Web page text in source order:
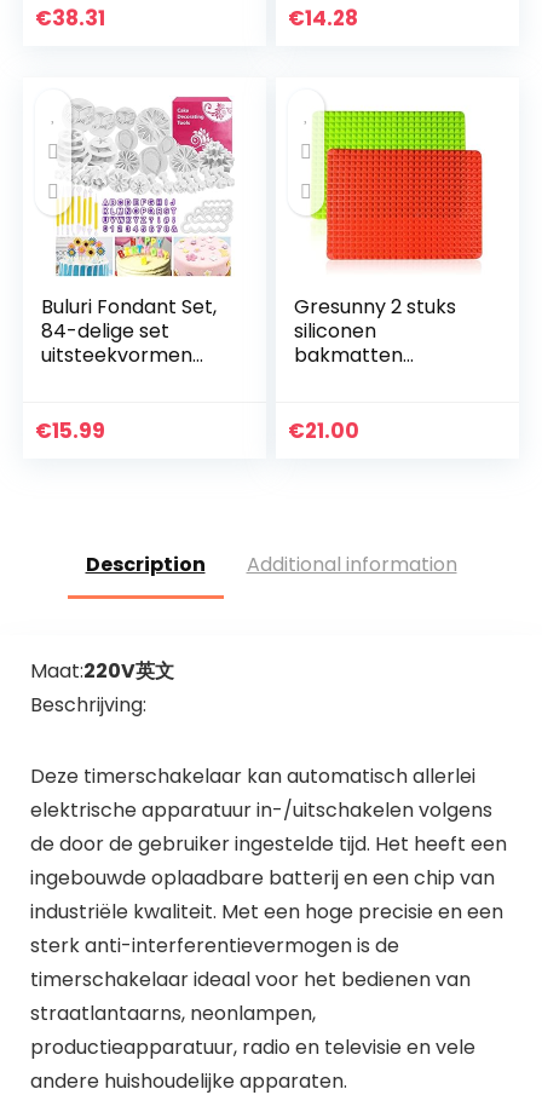
kunststof deksel, 3L,
€38.31 €14.28
Buluri Fondant Set,
84-delige set
uitsteekvormen
bakaccessoires,
€15.99
Gresunny 2 stuks
siliconen
bakmatten
herbruikbare
€21.00
Description Additional information
Maat:220V英文
Beschrijving:
Deze timerschakelaar kan automatisch allerlei
elektrische apparatuur in-/uitschakelen volgens
de door de gebruiker ingestelde tijd. Het heeft een
ingebouwde oplaadbare batterij en een chip van
industriële kwaliteit. Met een hoge precisie en een
sterk anti-interferentievermogen is de
timerschakelaar ideaal voor het bedienen van
straatlantaarns, neonlampen,
productieapparatuur, radio en televisie en vele
andere huishoudelijke apparaten.